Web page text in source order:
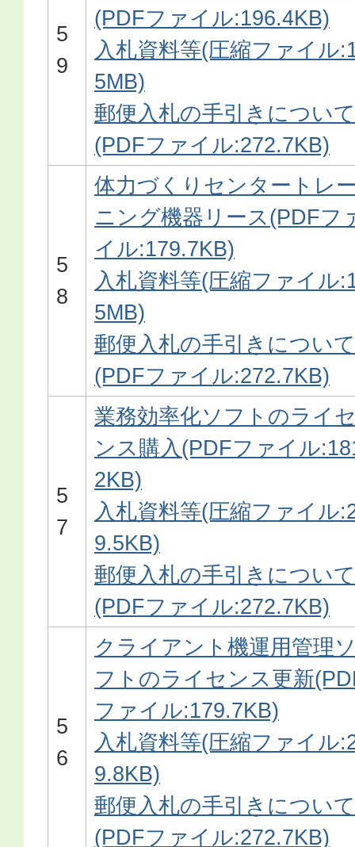
5
9
(PDFファイル:196.4KB)
入札資料等(圧縮ファイル
5MB)
郵便入札の手引きについて
(PDFファイル:272.7KB)
5
8
体力づくりセンタートレ
ニング機器リース(PDFフ
イル:179.7KB)
入札資料等(圧縮ファイル
5MB)
郵便入札の手引きについて
(PDFファイル:272.7KB)
5
7
業務効率化ソフトのライ
ンス購入(PDFファイル
2KB)
入札資料等(圧縮ファイル
9.5KB)
郵便入札の手引きについて
(PDFファイル:272.7KB)
5
6
クライアント機運用管理
フトのライセンス更新
ファイル:179.7KB)
入札資料等(圧縮ファイル
9.8KB)
郵便入札の手引きについて
(PDFファイル:272.7KB)